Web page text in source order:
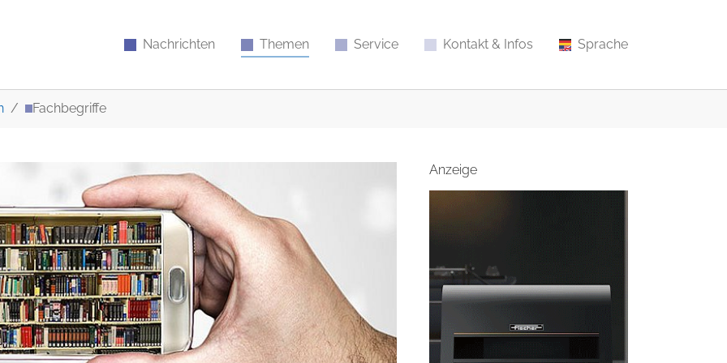
Nachrichten Themen Service Kontakt & Infos Sprache
Fachbegriffe
Anzeige